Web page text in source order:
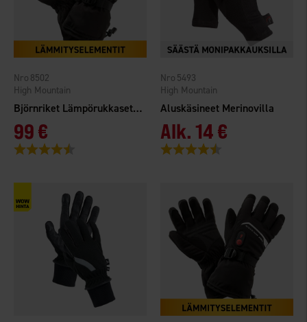
Björnriket Lämpörukkaset WP
High Mountain
8502
99 €
Arvio:
Aluskäsineet Merinovilla
High Mountain
5493
Alk. 14 €
Arvio: